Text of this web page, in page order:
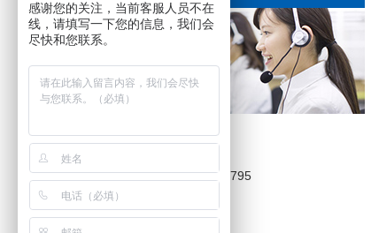
联系人:
手机:15281127683.13658121795
Q Q:1572027325
邮箱:1572027325@qq.com
感谢您的关注，当前客服人员不在
线，请填写一下您的信息，我们会
尽快和您联系。